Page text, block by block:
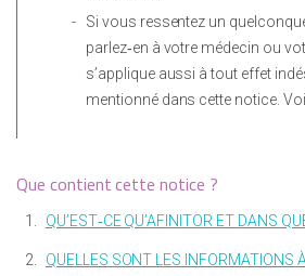
Si vous ressentez un
parlez‑en à votre médecin ou
s’applique aussi à tout effet
mentionné dans cette notice.
Que contient cette notice ?
1. QU’EST‑CE QU’AFINITOR ET DANS
2.
QUELLES SONT LES INFORMATIONS